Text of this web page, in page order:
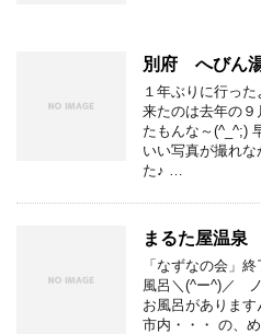
別府 へびん
１年ぶりに行っ
来たのは去年の９
たもんな～(^_^;)
いい写真が撮れ
た♪ …
まるた屋温泉
「なずなの会」
風呂＼(^ー^)／
お風呂がありま
市内・・・ の、